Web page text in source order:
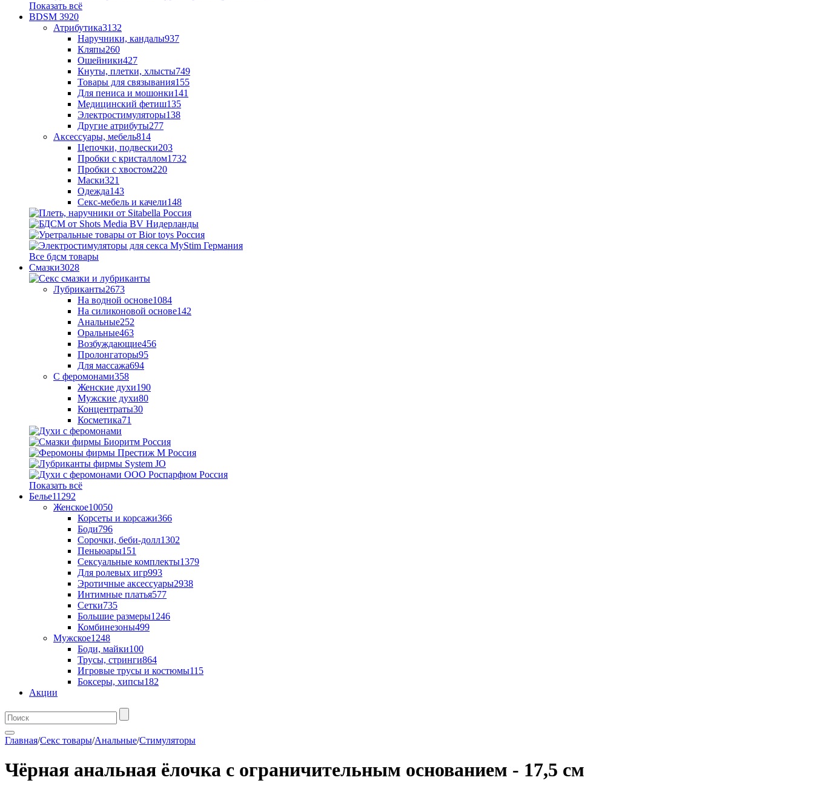
Показать всё
BDSM 3920
Атрибутика3132
Наручники, кандалы937
Кляпы260
Ошейники427
Кнуты, плетки, хлысты749
Товары для связывания155
Для пениса и мошонки141
Медицинский фетиш135
Электростимуляторы138
Другие атрибуты277
Аксессуары, мебель814
Цепочки, подвески203
Пробки с кристаллом1732
Пробки с хвостом220
Маски321
Одежда143
Секс-мебель и качели148
Все бдсм товары
Смазки3028
Лубриканты2673
На водной основе1084
На силиконовой основе142
Анальные252
Оральные463
Возбуждающие456
Пролонгаторы95
Для массажа694
С феромонами358
Женские духи190
Мужские духи80
Концентраты30
Косметика71
Показать всё
Белье11292
Женское10050
Корсеты и корсажи366
Боди796
Сорочки, беби-долл1302
Пеньюары151
Сексуальные комплекты1379
Для ролевых игр993
Эротичные аксессуары2938
Интимные платья577
Сетки735
Большие размеры1246
Комбинезоны499
Мужское1248
Боди, майки100
Трусы, стринги864
Игровые трусы и костюмы115
Боксеры, хипсы182
Акции
Главная/Секс товары/Анальные/Стимуляторы
Чёрная анальная ёлочка с ограничительным основанием - 17,5 см